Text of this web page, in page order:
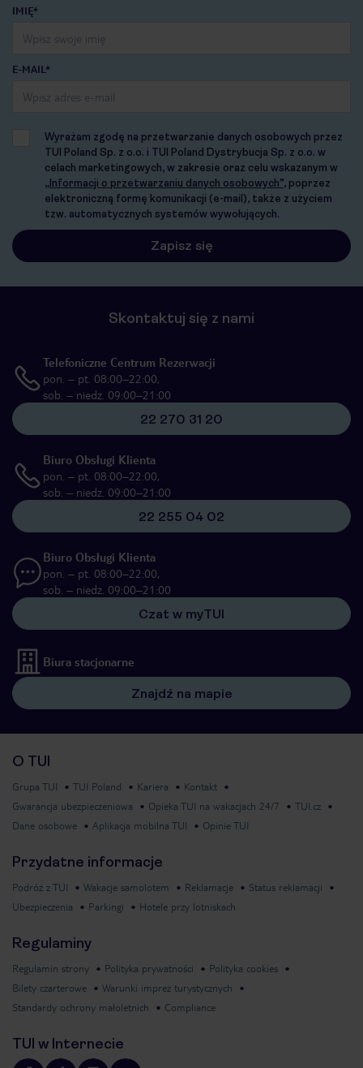
IMIĘ*
E-MAIL*
Wyrażam zgodę na przetwarzanie danych osobowych przez
TUI Poland Sp. z o.o. i TUI Poland Dystrybucja Sp. z o.o. w
celach marketingowych, w zakresie oraz celu wskazanym w
„Informacji o przetwarzaniu danych osobowych”, poprzez
elektroniczną formę komunikacji (e-mail), także z użyciem
tzw. automatycznych systemów wywołujących.
Skontaktuj się z nami
Telefoniczne Centrum Rezerwacji
pon. – pt. 08:00–22:00,
sob. – niedz. 09:00–21:00
22 270 31 20
Biuro Obsługi Klienta
pon. – pt. 08:00–22:00,
sob. – niedz. 09:00–21:00
22 255 04 02
Biuro Obsługi Klienta
pon. – pt. 08:00–22:00,
sob. – niedz. 09:00–21:00
Czat w myTUI
Biura stacjonarne
Znajdź na mapie
O TUI
Grupa TUI TUI Poland Kariera
Kontakt
Gwarancja ubezpieczeniowa
Opieka TUI na wakacjach 24/7
TUI.cz
Dane osobowe
Aplikacja mobilna TUI Opinie TUI
Przydatne informacje
Podróż z TUI Wakacje samolotem Reklamacje
Status reklamacji
Ubezpieczenia
Parkingi Hotele przy lotniskach
Regulaminy
Regulamin strony Polityka prywatności
Polityka cookies
Bilety czarterowe
Warunki imprez turystycznych
Standardy ochrony małoletnich
Compliance
TUI w Internecie